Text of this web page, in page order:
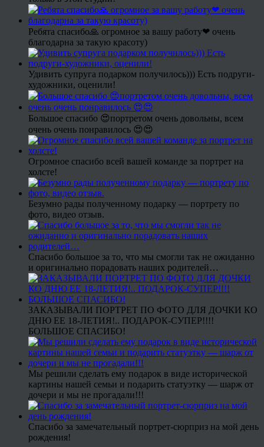
Ребята спасибо🙏 огромное за вашу работу❤ очень
благодарна за такую красоту)
Удивить супруга подарком получилось))) Есть подруги-
художники, оценили!
Большое спасибо 😍портретом очень довольны, всем
очень очень понравилось 😍😍
Огромное спасибо всей вашей команде за портрет на
холсте!
Безумно рады полученному подарку — портрету по
фото, видео отзыв.
Спасибо большое за то, что мы смогли так не ожиданно
и оригинально порадовать наших родителей…
ЗАКАЗЫВАЛИ ПОРТРЕТ ПО ФОТО ДЛЯ ДОЧКИ КО
ДНЮ ЕЕ 18-ЛЕТИЯ!.. ПОДАРОК-СУПЕР!!!!
БОЛЬШОЕ СПАСИБО!
Мы решили сделать ему подарок в виде исторической
картины нашей семьи и подарить статуэтку — шарж от
дочери и мы не прогадали!!!
Спасибо за замечательный портрет-сюрприз на мой день
рождения!